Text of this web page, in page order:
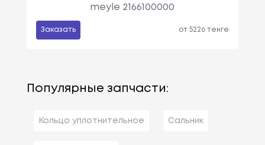
meyle 2166100000
Заказать от 5226 тенге
Популярные запчасти:
Кольцо уплотнительное Сальник